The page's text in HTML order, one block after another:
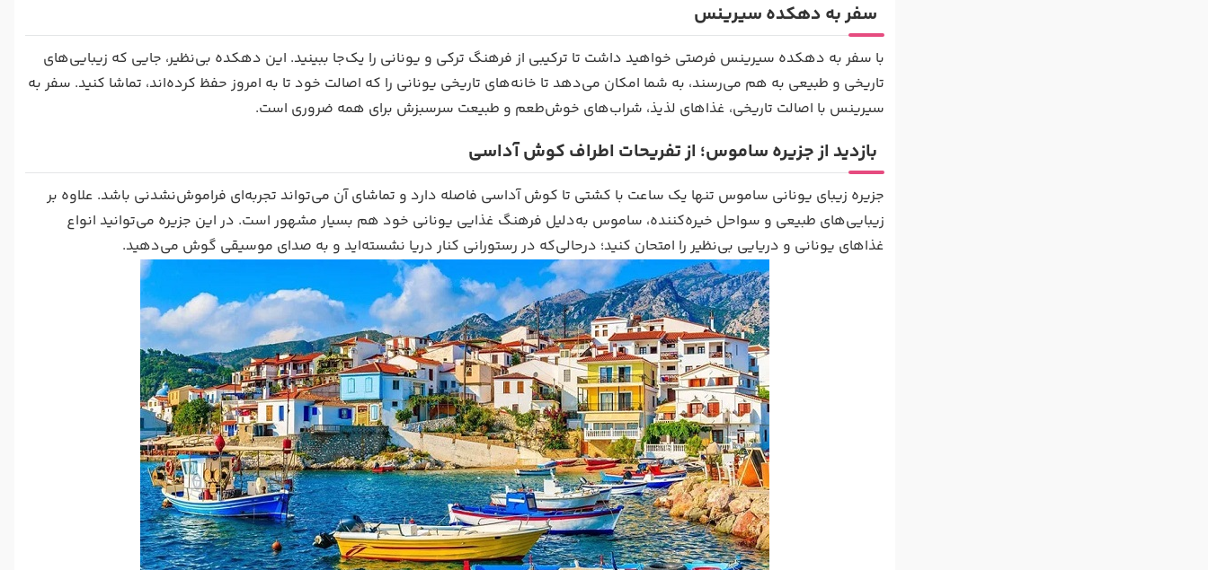
سفر به دهکده سیرینس
با سفر به دهکده سیرینس فرصتی خواهید داشت تا ترکیبی از فرهنگ ترکی و یونانی را یک‌جا ببینید. این دهکده بی‌نظیر، جایی که زیبایی‌های
تاریخی و طبیعی به هم می‌رسند، به شما امکان می‌دهد تا خانه‌های تاریخی یونانی را که اصالت خود تا به امروز حفظ کرده‌اند، تماشا کنید. سفر به
سیرینس با اصالت تاریخی، غذاهای لذیذ، شراب‌های خوش‌طعم و طبیعت سرسبزش برای همه ضروری است.
بازدید از جزیره ساموس؛ از تفریحات اطراف کوش آداسی
جزیره زیبای یونانی ساموس تنها یک ساعت با کشتی تا کوش آداسی فاصله دارد و تماشای آن می‌تواند تجربه‌ای فراموش‌نشدنی باشد. علاوه بر
زیبایی‌های طبیعی و سواحل خیره‌کننده، ساموس به‌دلیل فرهنگ غذایی یونانی خود هم بسیار مشهور است. در این جزیره می‌توانید انواع
غذاهای یونانی و دریایی بی‌نظیر را امتحان کنید؛ درحالی‌که در رستورانی کنار دریا نشسته‌اید و به صدای موسیقی گوش می‌دهید.